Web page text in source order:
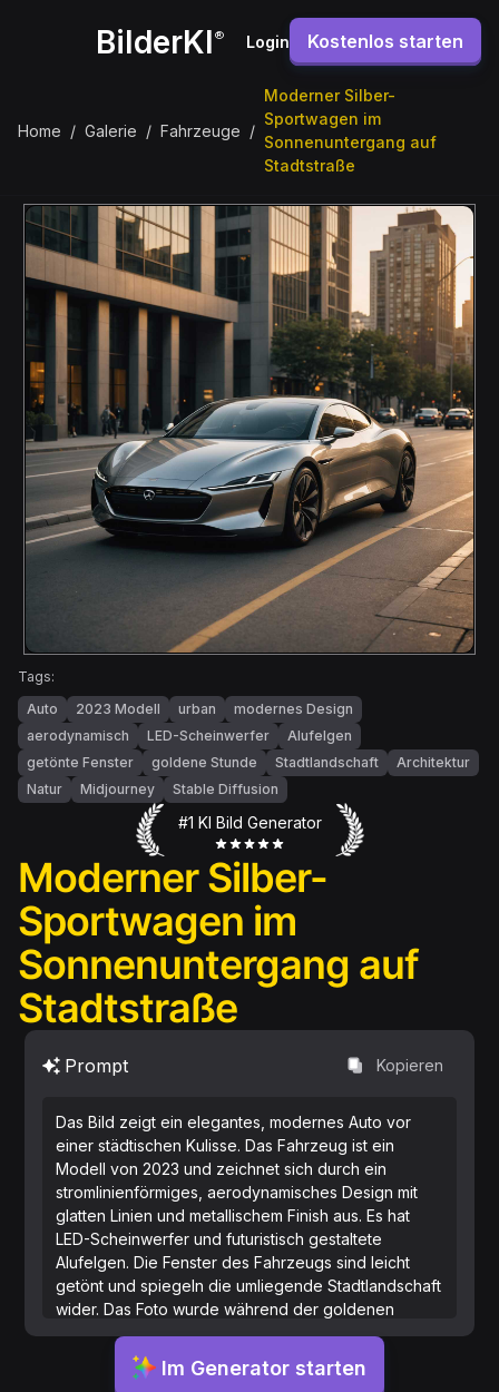
BilderKI® Login Kostenlos starten
Home / Galerie / Fahrzeuge /
Moderner Silber-
Sportwagen im
Sonnenuntergang auf
Stadtstraße
Tags:
Auto
2023 Modell urban
modernes Design
aerodynamisch
LED-Scheinwerfer
Alufelgen
getönte Fenster
goldene Stunde Stadtlandschaft
Architektur
Natur
Midjourney Stable Diffusion
#1 KI Bild Generator
Moderner Silber-
Sportwagen im
Sonnenuntergang auf
Stadtstraße
Prompt Kopieren
Das Bild zeigt ein elegantes, modernes Auto vor
einer städtischen Kulisse. Das Fahrzeug ist ein
Modell von 2023 und zeichnet sich durch ein
stromlinienförmiges, aerodynamisches Design mit
glatten Linien und metallischem Finish aus. Es hat
LED-Scheinwerfer und futuristisch gestaltete
Alufelgen. Die Fenster des Fahrzeugs sind leicht
getönt und spiegeln die umliegende Stadtlandschaft
wider. Das Foto wurde während der goldenen
Stunde aufgenommen, wobei warmes Sonnenlicht
die Konturen des Autos hervorhebt und lange
Schatten wirft. Der Hintergrund umfasst eine
Im Generator starten